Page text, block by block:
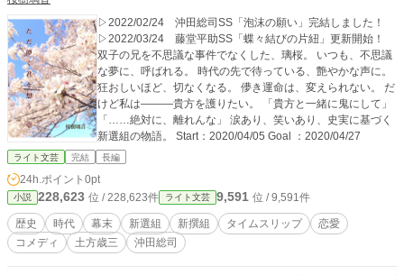
▷2022/02/24 沖田総司SS「泡沫の願い」完結しました！
▷2022/03/24 藤堂平助SS「蝶々結びの片紐」更新開始！
双子の兄を不思議な事件でなくした、璃桜。 いつも、不思議
な夢に、呼ばれる。 時代の先で待っている、艶やかな声に。
狂おしいほど、切なくなる。 儚き運命は、変えられない。 だ
けど私は―――貴方を護りたい。 「貴方と一緒に鬼にして」
「……絶対に、離れんな」 涙あり、笑いあり、史実に基づく
新選組の物語。 Start：2020/04/05 Goal ：2020/04/27
ライト文芸 完結 長編
24h.ポイント 0pt
小説 228,623 位 / 228,623件 ライト文芸 9,591 位 / 9,591件
歴史 時代 幕末 新選組 新撰組 タイムスリップ
恋愛
コメディ
土方歳三 沖田総司